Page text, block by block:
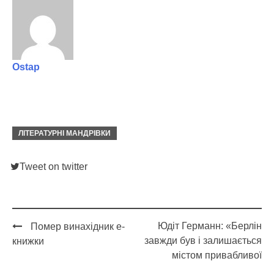
Ostap
ЛІТЕРАТУРНІ МАНДРІВКИ
Tweet on twitter
Post
Помер винахідник е-
книжки
Юдіт Германн: «Берлін
завжди був і залишається
містом привабливої